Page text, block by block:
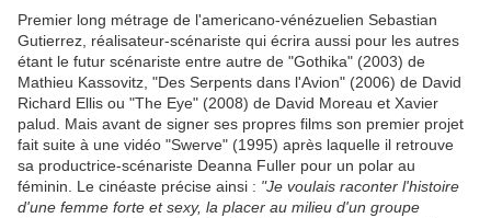
Premier long métrage de l'americano-vénézuelien Sebastian
Gutierrez, réalisateur-scénariste qui écrira aussi pour les autres
étant le futur scénariste entre autre de "Gothika" (2003) de
Mathieu Kassovitz, "Des Serpents dans l'Avion" (2006) de David
Richard Ellis ou "The Eye" (2008) de David Moreau et Xavier
palud. Mais avant de signer ses propres films son premier projet
fait suite à une vidéo "Swerve" (1995) après laquelle il retrouve
sa productrice-scénariste Deanna Fuller pour un polar au
féminin. Le cinéaste précise ainsi : "Je voulais raconter l'histoire
d'une femme forte et sexy, la placer au milieu d'un groupe